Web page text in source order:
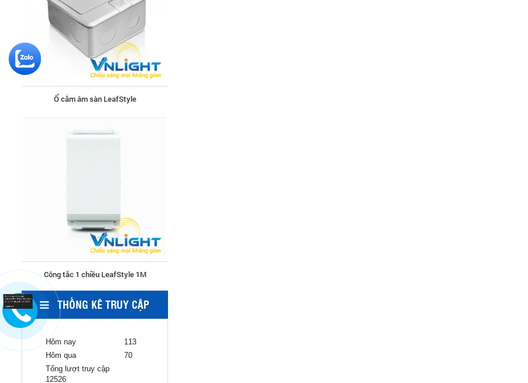
Công tắc 1 chiều LeafStyle 1M
Đèn led ốp trần vuông VL-D1808B
THỐNG KÊ TRUY CẬP
Hôm nay
113
Hôm qua
70
Tổng lượt truy cập
12526